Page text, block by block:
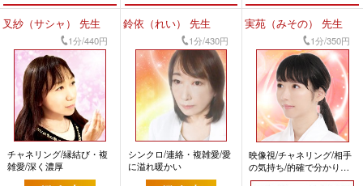
叉紗（サシャ） 先生
1分/440円
チャネリング/縁結び・複
雑愛/深く濃厚
鈴依（れい） 先生
1分/430円
シンクロ/連絡・複雑愛/愛
に溢れ暖かい
実苑（みその） 先生
1分/350円
映像視/チャネリング/相手
の気持ち/的確で分かりや
すい